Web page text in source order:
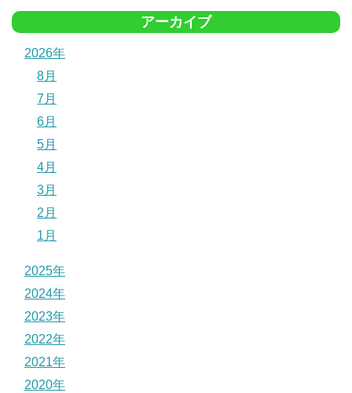
アーカイブ
2026年
8月
7月
6月
5月
4月
3月
2月
1月
2025年
2024年
2023年
2022年
2021年
2020年